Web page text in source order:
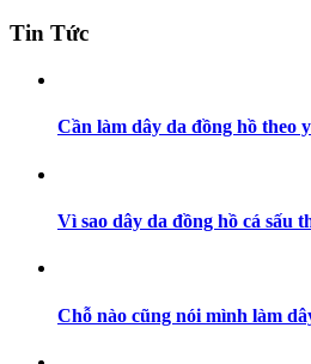
Tin Tức
Cần làm dây da đồng hồ theo
Vì sao dây da đồng hồ cá sấu
Chỗ nào cũng nói mình làm